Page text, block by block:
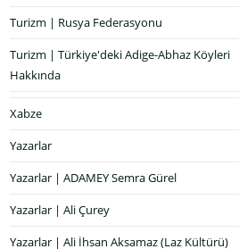
Turizm | Rusya Federasyonu
Turizm | Türkiye'deki Adige-Abhaz Köyleri
Hakkında
Xabze
Yazarlar
Yazarlar | ADAMEY Semra Gürel
Yazarlar | Ali Çurey
Yazarlar | Ali İhsan Aksamaz (Laz Kültürü)